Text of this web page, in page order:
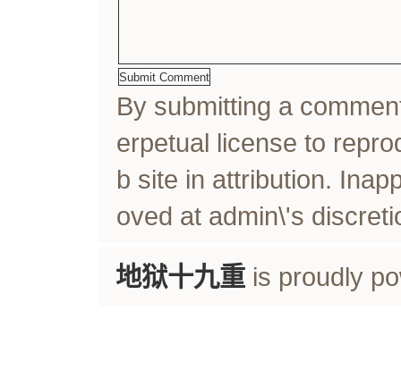
By submitting a
erpetual license to
b site in attribution.
oved at admin\'s
地狱十九重is proudly